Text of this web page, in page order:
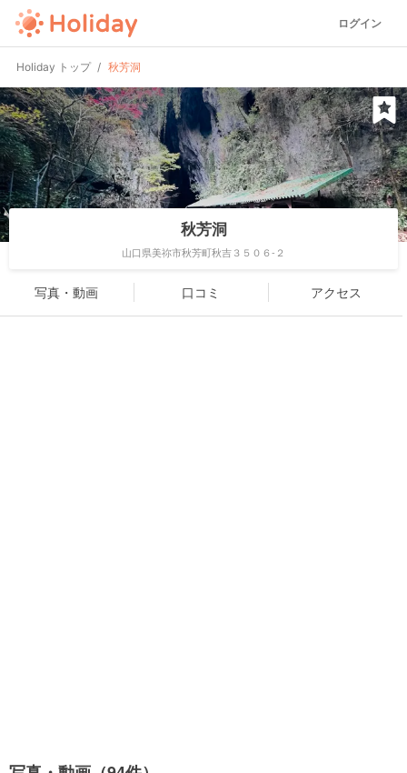
ログイン
Holiday トップ 秋芳洞
秋芳洞
山口県美祢市秋芳町秋吉３５０６-２
写真・動画 口コミ アクセス